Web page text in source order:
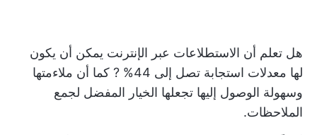
هل تعلم أن الاستطلاعات عبر الإنترنت يمكن أن يكون
لها معدلات استجابة تصل إلى 44%
? كما أن ملاءمتها
وسهولة الوصول إليها تجعلها الخيار المفضل لجمع
الملاحظات.